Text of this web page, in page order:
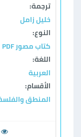
ترجمة:
خليل زامل
النوع:
كتاب مصور PDF
اللغة:
العربية
الأقسام:
المنطق